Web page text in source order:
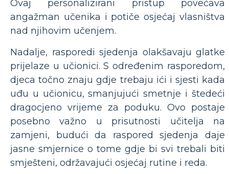
Ovaj personalizirani pristup povećava
angažman učenika i potiče osjećaj vlasništva
nad njihovim učenjem.
Nadalje, rasporedi sjedenja olakšavaju glatke
prijelaze u učionici. S određenim rasporedom,
djeca točno znaju gdje trebaju ići i sjesti kada
uđu u učionicu, smanjujući smetnje i štedeći
dragocjeno vrijeme za poduku. Ovo postaje
posebno važno u prisutnosti učitelja na
zamjeni, budući da raspored sjedenja daje
jasne smjernice o tome gdje bi svi trebali biti
smješteni, održavajući osjećaj rutine i reda.